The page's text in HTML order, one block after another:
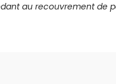
au recouvrement de